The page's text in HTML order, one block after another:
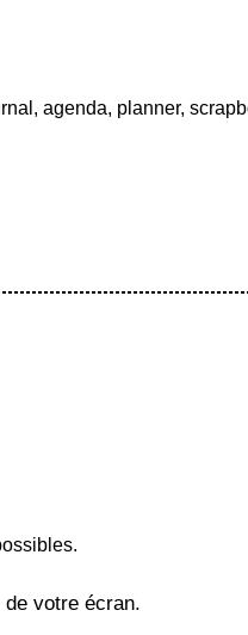
agenda, planner,
de votre écran.